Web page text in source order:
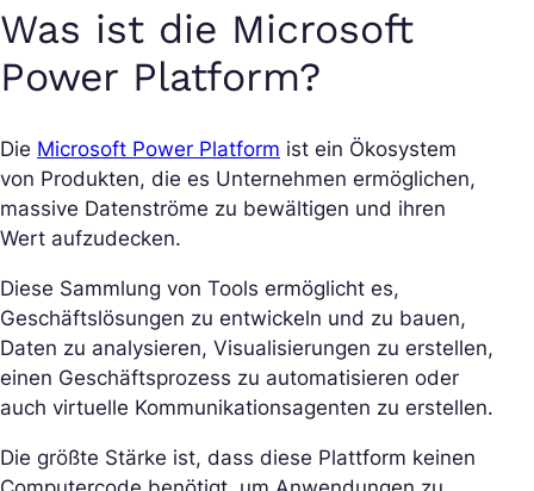
Was ist die Microsoft
Power Platform?
Die Microsoft Power Platform ist ein Ökosystem
von Produkten, die es Unternehmen ermöglichen,
massive Datenströme zu bewältigen und ihren
Wert aufzudecken.
Diese Sammlung von Tools ermöglicht es,
Geschäftslösungen zu entwickeln und zu bauen,
Daten zu analysieren, Visualisierungen zu erstellen,
einen Geschäftsprozess zu automatisieren oder
auch virtuelle Kommunikationsagenten zu erstellen.
Die größte Stärke ist, dass diese Plattform keinen